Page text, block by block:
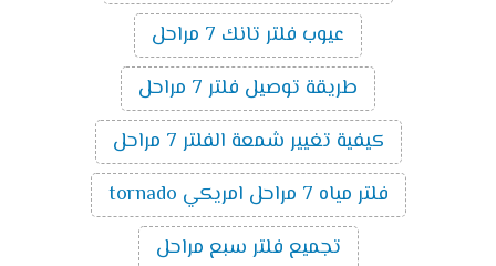
عيوب فلتر تانك 7 مراحل
طريقة توصيل فلتر 7 مراحل
كيفية تغيير شمعة الفلتر 7 مراحل
فلتر مياه 7 مراحل امريكي tornado
تجميع فلتر سبع مراحل